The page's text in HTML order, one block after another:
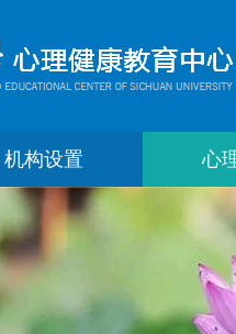
机构设置 心